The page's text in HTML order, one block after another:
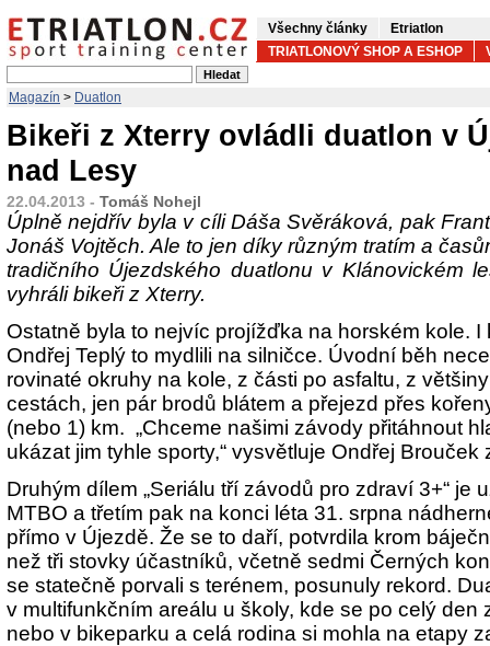
Všechny články
Etriatlon
TRIATLONOVÝ SHOP A ESHOP
Magazín > Duatlon
Bikeři z Xterry ovládli duatlon v
nad Lesy
22.04.2013 - Tomáš Nohejl
Úplně nejdřív byla v cíli Dáša Svěráková, pak
Jonáš Vojtěch. Ale to jen díky různým tratím a
tradičního Újezdského duatlonu v Klánovickém
vyhráli bikeři z Xterry.
Ostatně byla to nejvíc projížďka na horském kole.
Ondřej Teplý to mydlili na silničce. Úvodní běh
rovinaté okruhy na kole, z části po asfaltu, z
cestách, jen pár brodů blátem a přejezd přes
(nebo 1) km. „Chceme našimi závody přitáhnout
ukázat jim tyhle sporty,“ vysvětluje Ondřej
Druhým dílem „Seriálu tří závodů pro zdraví 3+“ je
MTBO a třetím pak na konci léta 31. srpna
přímo v Újezdě. Že se to daří, potvrdila krom
než tři stovky účastníků, včetně sedmi Černých
se statečně porvali s terénem, posunuly rekord.
v multifunkčním areálu u školy, kde se po celý den
nebo v bikeparku a celá rodina si mohla na etapy